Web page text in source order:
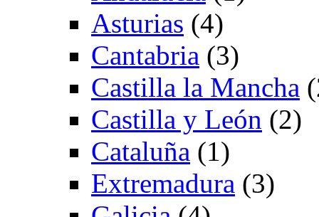
Asturias (4)
Cantabria (3)
Castilla la Mancha
Castilla y León (2)
Cataluña (1)
Extremadura (3)